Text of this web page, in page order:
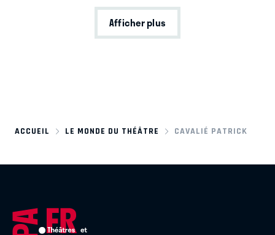
Afficher plus
ACCUEIL LE MONDE DU THÉÂTRE CAVALIÉ PATRICK